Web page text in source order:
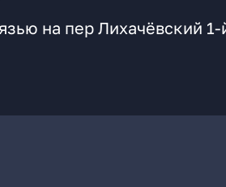
на пер Лихачёвский 1-